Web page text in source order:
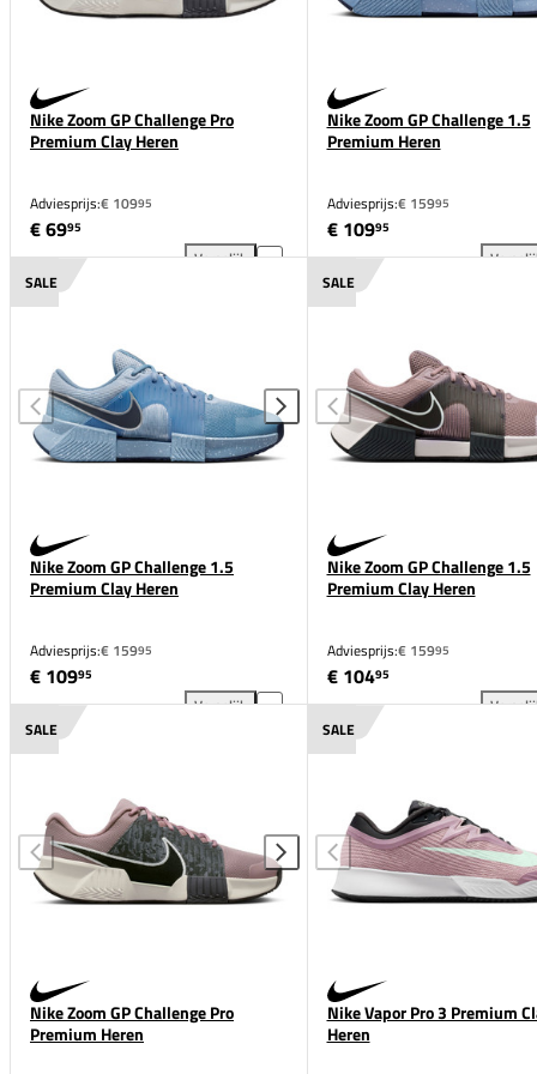
Nike Zoom GP Challenge Pro
Premium Clay Heren
Adviesprijs:€ 10995
€ 6995
Vergelijk
Nike Zoom GP Challenge Pro Premium Clay
Nike Zoom GP Challenge 1.5
Premium Heren
Adviesprijs:€ 15995
€ 10995
SALE
Nike Zoom GP Challenge 1.5
Premium Clay Heren
Adviesprijs:€ 15995
€ 10995
Vergelijk
Nike Zoom GP Challenge 1.5 Premium Clay
SALE
Nike Zoom GP Challenge 1.5
Premium Clay Heren
Adviesprijs:€ 15995
€ 10495
SALE
Nike Zoom GP Challenge Pro
Premium Heren
SALE
Nike Vapor Pro 3 Premium
Heren